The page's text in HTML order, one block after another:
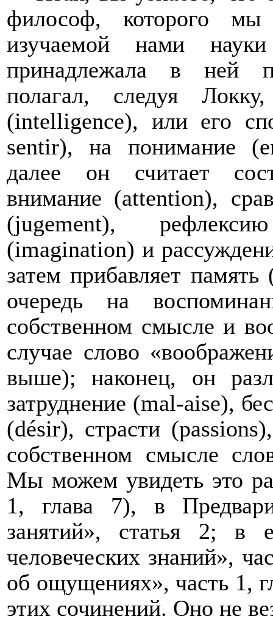
философ, которого мы
изучаемой нами
принадлежала в ней
полагал, следуя
(intelligence), или его
sentir), на понимание (
далее он считает
внимание (attention),
(jugement),
(imagination) и
затем прибавляет память
очередь на
собственном смысле и
случае слово
выше); наконец, он
затруднение (mal-aise),
(désir), страсти (passions
собственном смысле
Мы можем увидеть это
1, глава 7), в
занятий», статья 2; в
человеческих знаний»,
об ощущениях», часть 1,
этих сочинений. Оно не